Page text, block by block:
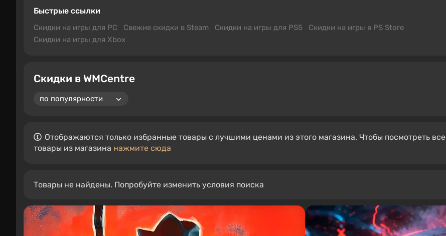
Быстрые ссылки
Скидки на игры для PC Свежие скидки в Steam Скидки на игры для PS5
Скидки на игры в PS Store
Скидки на игры для Xbox
Скидки в WMCentre
Отображаются только избранные товары с лучшими ценами из этого магазина. Чтобы посмотреть все
товары из магазина нажмите сюда
Товары не найдены. Попробуйте изменить условия поиска